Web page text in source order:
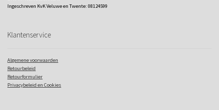
Ingeschreven KvK Veluwe en Twente: 08124599
Klantenservice
Algemene voorwaarden
Retourbeleid
Retourformulier
Privacybeleid en Cookies